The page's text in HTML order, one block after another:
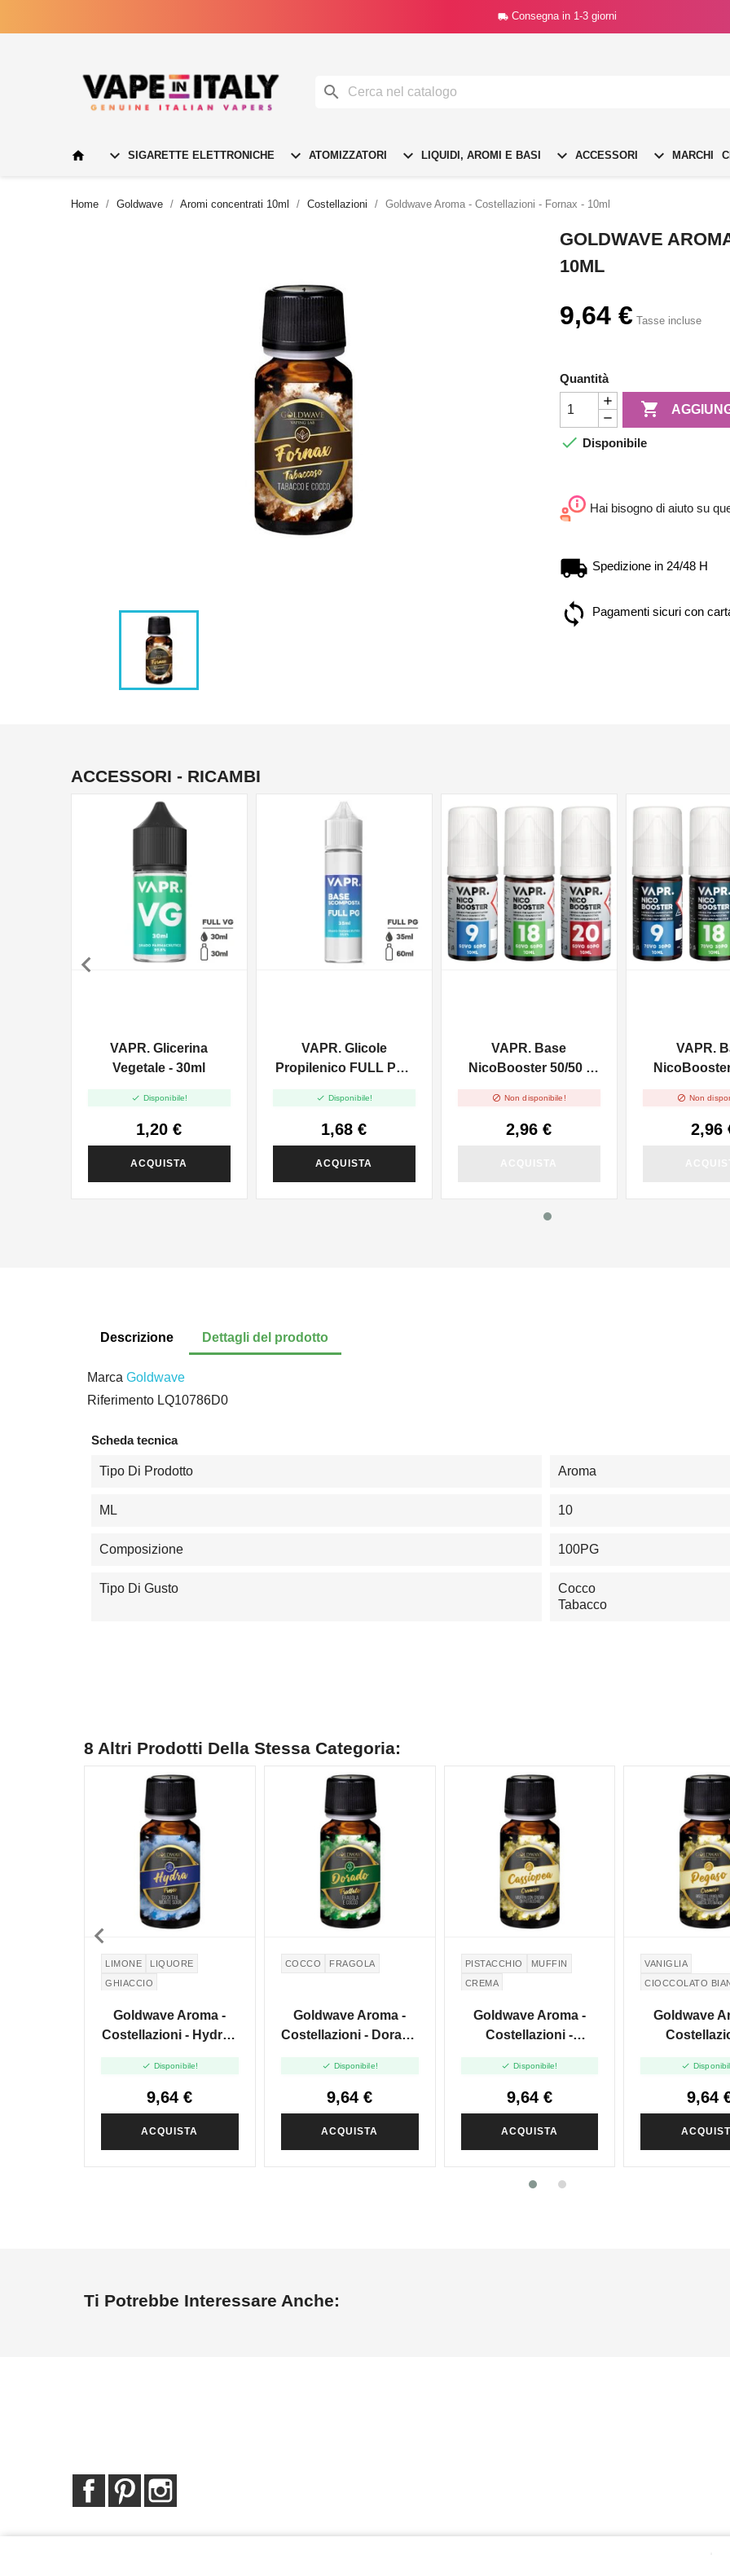
 Consegna in 1-3 giorni

  SIGARETTE ELETTRONICHE  ATOMIZZATORI  LIQUIDI, AROMI E BASI  ACCESSORI  MARCHI
Home Goldwave Aromi concentrati 10ml Costellazioni Goldwave Aroma - Costellazioni - Fornax - 10ml
GOLDWAVE
10ML
9,64 € Tasse incluse
Quantità

 Disponibile
Hai bisogno di aiuto su
Spedizione in 24/48 H
Pagamenti sicuri con
ACCESSORI - RICAMBI
VAPR. Glicerina
Vegetale - 30ml
 Disponibile!
1,20 €
ACQUISTA
VAPR. Glicole
Propilenico FULL PG -
 Disponibile!
1,68 €
ACQUISTA
VAPR. Base
NicoBooster 50/50 -
 Non disponibile!
2,96 €
VAPR.
 Non
2,96

Descrizione Dettagli del prodotto
Marca Goldwave
Riferimento LQ10786D0
Scheda tecnica
Tipo Di Prodotto Aroma
ML 10
Composizione 100PG
Tipo Di Gusto
Cocco
Tabacco
8 Altri Prodotti Della Stessa Categoria:
LIMONE
LIQUORE
GHIACCIO
Goldwave Aroma -
Costellazioni - Hydra -
 Disponibile!
9,64 €
ACQUISTA
COCCO FRAGOLA
Goldwave Aroma -
Costellazioni - Dorado
 Disponibile!
9,64 €
ACQUISTA
PISTACCHIO
MUFFIN
CREMA
Goldwave Aroma -
Costellazioni -
 Disponibile!
9,64 €
ACQUISTA
VANIGLIA
CIOCCOLATO
Goldwave

9,64

Ti Potrebbe Interessare Anche:
FacebookPinterest